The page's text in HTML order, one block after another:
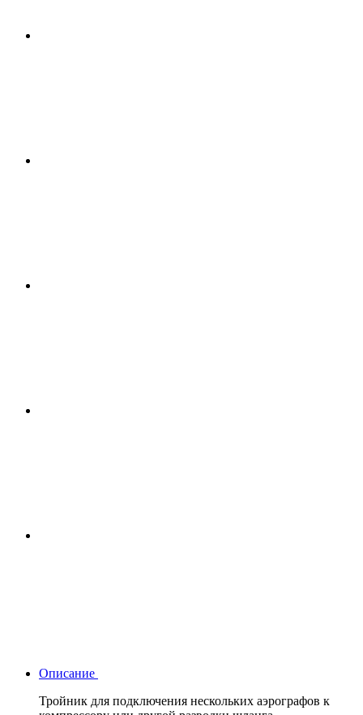
Описание
Тройник для подключения нескольких аэрографов к